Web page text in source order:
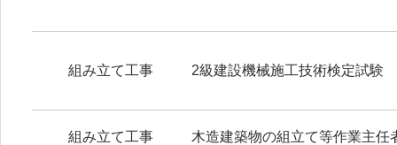
組み立て工事 2級建設機械施工技術検定試験
組み立て工事 木造建築物の組立て等作業主任